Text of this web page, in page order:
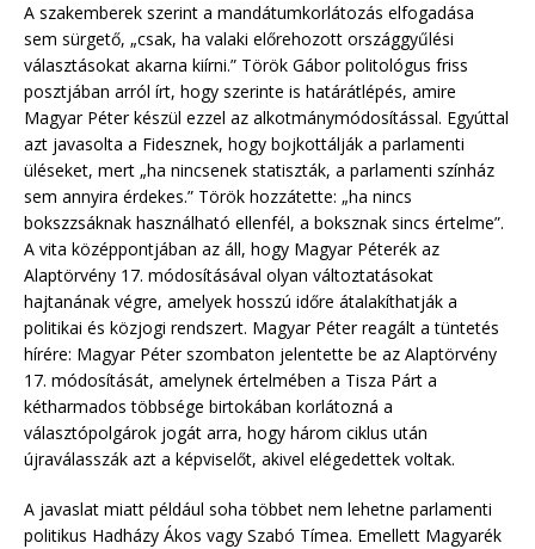
A szakemberek szerint a mandátumkorlátozás elfogadása
sem sürgető, „csak, ha valaki előrehozott országgyűlési
választásokat akarna kiírni.” Török Gábor politológus friss
posztjában arról írt, hogy szerinte is határátlépés, amire
Magyar Péter készül ezzel az alkotmánymódosítással. Egyúttal
azt javasolta a Fidesznek, hogy bojkottálják a parlamenti
üléseket, mert „ha nincsenek statiszták, a parlamenti színház
sem annyira érdekes.” Török hozzátette: „ha nincs
bokszzsáknak használható ellenfél, a boksznak sincs értelme”.
A vita középpontjában az áll, hogy Magyar Péterék az
Alaptörvény 17. módosításával olyan változtatásokat
hajtanának végre, amelyek hosszú időre átalakíthatják a
politikai és közjogi rendszert. Magyar Péter reagált a tüntetés
hírére: Magyar Péter szombaton jelentette be az Alaptörvény
17. módosítását, amelynek értelmében a Tisza Párt a
kétharmados többsége birtokában korlátozná a
választópolgárok jogát arra, hogy három ciklus után
újraválasszák azt a képviselőt, akivel elégedettek voltak.
A javaslat miatt például soha többet nem lehetne parlamenti
politikus Hadházy Ákos vagy Szabó Tímea. Emellett Magyarék